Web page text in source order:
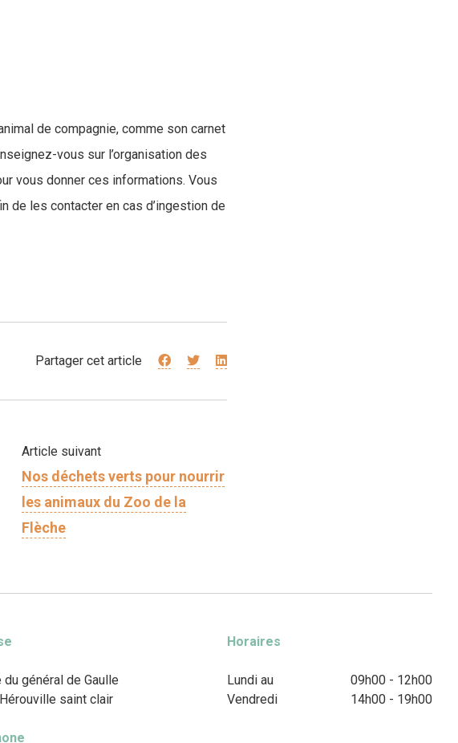
de compagnie, comme son carnet
vous sur l’organisation des
vous donner ces informations. Vous
de les contacter en cas d’ingestion de
Partager cet article
Article suivant
Nos déchets verts pour nourrir
les animaux du Zoo de la
Flèche
du général de Gaulle
saint clair
Horaires
Lundi au
Vendredi
09h00 - 12h00
14h00 - 19h00